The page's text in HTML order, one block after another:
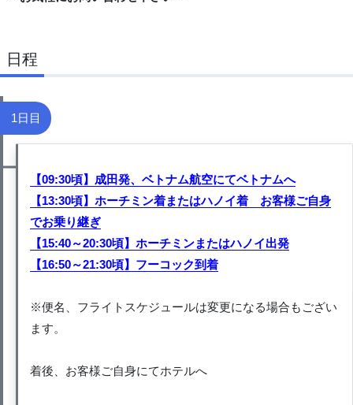
日程
1日目
【09:30頃】成田発、ベトナム航空にてベトナムへ
【13:30頃】ホーチミン着またはハノイ着 お客様ご自身
でお乗り継ぎ
【15:40～20:30頃】ホーチミンまたはハノイ出発
【16:50～21:30頃】フーコック到着
※便名、フライトスケジュールは変更になる場合もござい
ます。
着後、お客様ご自身にてホテルへ